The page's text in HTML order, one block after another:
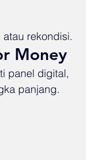
rekondisi.
Money
panel digital,
panjang.